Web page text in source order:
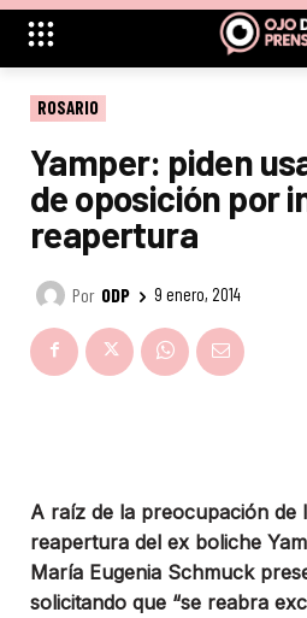
ROSARIO
Yamper: piden
de oposición por
reapertura
Por ODP 9 enero, 2014
A raíz de la preocupación de
reapertura del ex boliche
María Eugenia Schmuck
solicitando que “se reabra